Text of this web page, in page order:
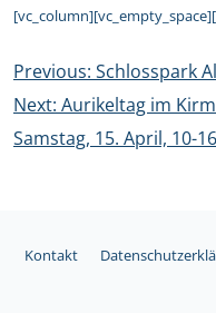
Previous: Schlosspark
Next: Aurikeltag im
Samstag, 15. April, 10-
Kontakt